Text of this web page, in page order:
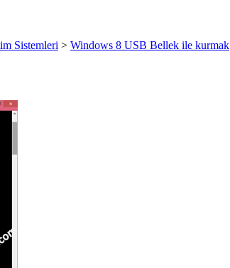
Sistemleri > Windows 8 USB Bellek ile kurmak